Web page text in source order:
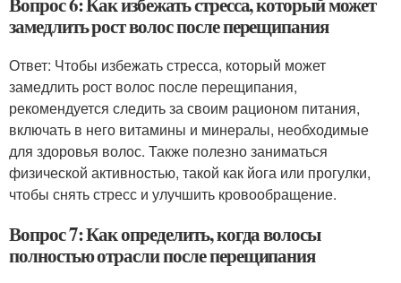
замедлить рост волос после перещипания
Ответ: Чтобы избежать стресса, который может
замедлить рост волос после перещипания,
рекомендуется следить за своим рационом питания,
включать в него витамины и минералы, необходимые
для здоровья волос. Также полезно заниматься
физической активностью, такой как йога или прогулки,
чтобы снять стресс и улучшить кровообращение.
Вопрос 7: Как определить, когда волосы
полностью отрасли после перещипания